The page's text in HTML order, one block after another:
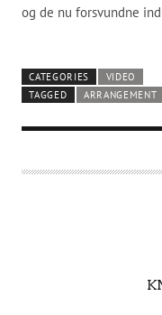
og de nu forsvundne
CATEGORIES
VIDEO
TAGGED
ARRANGEMENT